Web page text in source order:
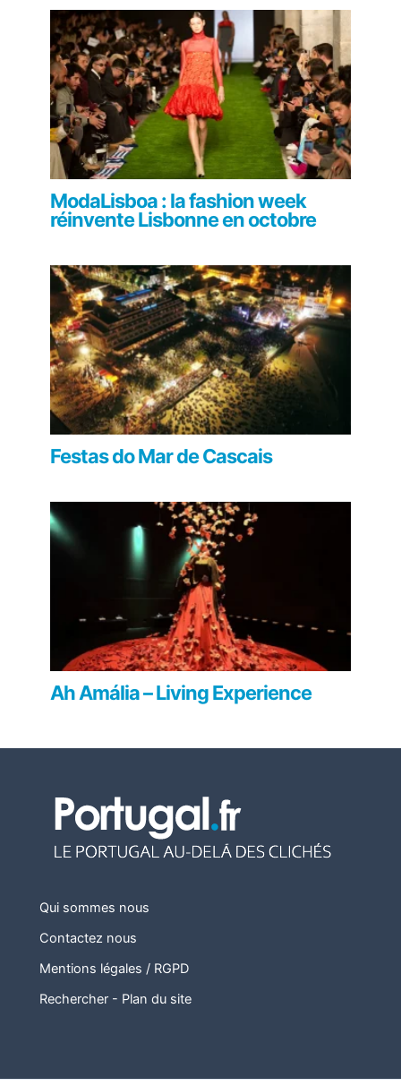
ModaLisboa : la fashion week
réinvente Lisbonne en octobre
Festas do Mar de Cascais
Ah Amália – Living Experience
Qui sommes nous
Contactez nous
Mentions légales / RGPD
Rechercher- Plan du site